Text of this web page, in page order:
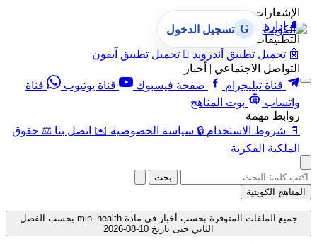
الإشعارات
🔔 إدارة الإشعارات
التطبيقات
🤖 تحميل تطبيق أندرويد  تحميل تطبيق آيفون
التواصل الاجتماعي | أخبار
قناة تيليجرام
صفحة فيسبوك قناة يوتيوب
قناة
واتساب
بوت المناهج
روابط مهمة
📄 شروط الاستخدام 🔒 سياسة الخصوصية ✉️ اتصل بنا ⚖️ حقوق
الملكية الفكرية
G تسجيل الدخول
بحث
المناهج الكويتية
جميع الملفات المتوفرة بحسب أخبار في مادة min_health بحسب الفصل
الثاني حتى تاريخ 10-08-2026